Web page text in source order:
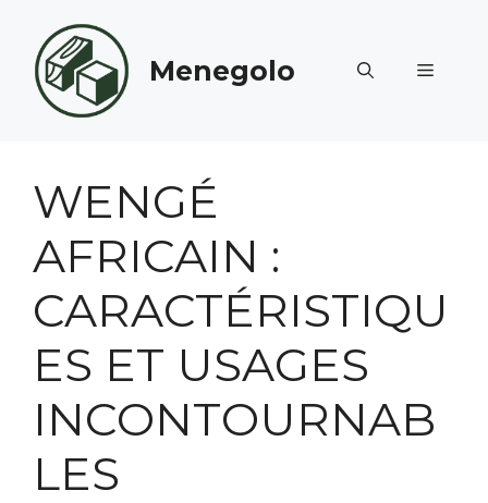
contenu
Menegolo MENU
WENGÉ
AFRICAIN :
CARACTÉRISTIQU
ES ET USAGES
INCONTOURNAB
LES